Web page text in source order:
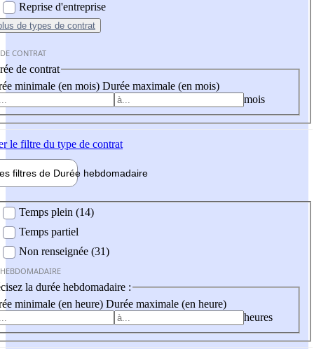
Reprise d'entreprise
de types de contrat
CONTRAT
de contrat
minimale (en mois) Durée maximale (en mois)
mois
le filtre du type de contrat
filtres de Durée hebdomadaire
Temps plein (14)
Temps partiel
Non renseignée (31)
la durée hebdomadaire :
minimale (en heure) Durée maximale (en heure)
heures